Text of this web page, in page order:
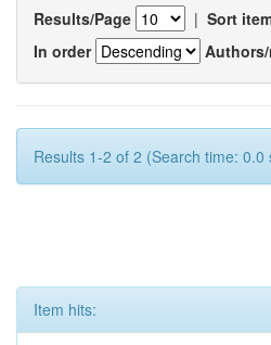
Results/Page | Sort
In order
Results 1-2 of 2 (Search time: 0.0
Item hits: